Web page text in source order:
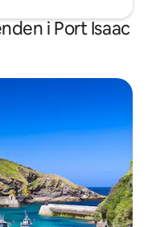
i Port Isaac